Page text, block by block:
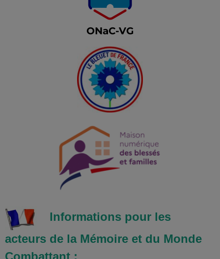
ONaC-VG
Informations pour les
acteurs de la Mémoire et du Monde
Combattant :